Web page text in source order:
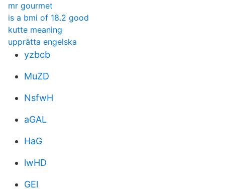
mr gourmet
is a bmi of 18.2 good
kutte meaning
upprätta engelska
yzbcb
MuZD
NsfwH
aGAL
HaG
lwHD
GEl